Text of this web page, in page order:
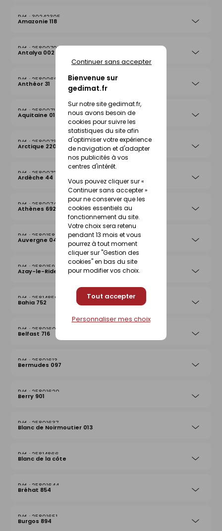
Bienvenue sur
gedimat.fr
Sur notre site gedimat.fr,
nous avons besoin de
cookies pour suivre les
statistiques du site afin
d'optimiser votre expérience
de navigation et d'adapter
nos publicités à vos
centres d'intérêt.
Vous pouvez cliquer sur «
Continuer sans accepter »
pour ne conserver que les
cookies essentiels au
fonctionnement du site.
Votre choix sera retenu
pendant 13 mois et vous
pourrez à tout moment
cliquer sur "Gestion des
cookies" en bas du site
pour modifier vos choix.
Tout accepter
Continuer sans accepter
Personnaliser mes choix
30242305
Amazonie 118
25800708
Antalya 002
25800692
Anthéor 31
25800715
Aquitaine 019
25800739
Arctique 220
25800722
Ardèche 44
25800746
Athènes 692
25801583
Auvergne 042
25801590
Azay-le-Rideau 026
25814859
Bahia 752
25801606
Belfast 716
25801613
Bermudes 097
25801620
Berry 901
25801637
Blanc de Noirmoutier 013
25814866
Blanc de la côte
25801644
Bréhat 854
25801651
Burgos 894